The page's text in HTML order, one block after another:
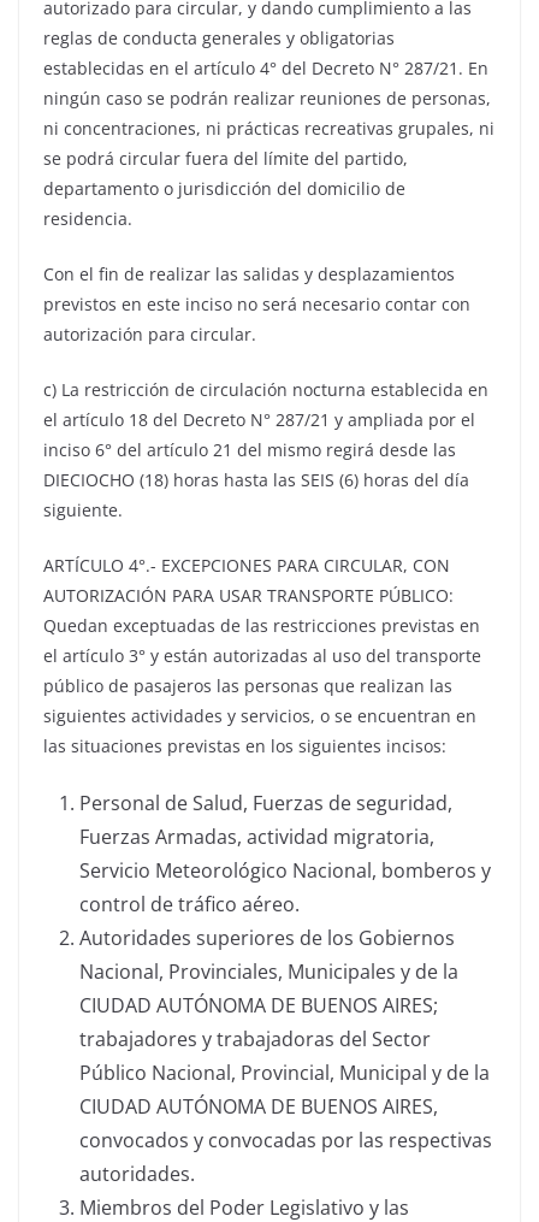
autorizado para circular, y dando cumplimiento a las
reglas de conducta generales y obligatorias
establecidas en el artículo 4° del Decreto N° 287/21. En
ningún caso se podrán realizar reuniones de personas,
ni concentraciones, ni prácticas recreativas grupales, ni
se podrá circular fuera del límite del partido,
departamento o jurisdicción del domicilio de
residencia.
Con el fin de realizar las salidas y desplazamientos
previstos en este inciso no será necesario contar con
autorización para circular.
c) La restricción de circulación nocturna establecida en
el artículo 18 del Decreto N° 287/21 y ampliada por el
inciso 6° del artículo 21 del mismo regirá desde las
DIECIOCHO (18) horas hasta las SEIS (6) horas del día
siguiente.
ARTÍCULO 4°.- EXCEPCIONES PARA CIRCULAR, CON
AUTORIZACIÓN PARA USAR TRANSPORTE PÚBLICO:
Quedan exceptuadas de las restricciones previstas en
el artículo 3° y están autorizadas al uso del transporte
público de pasajeros las personas que realizan las
siguientes actividades y servicios, o se encuentran en
las situaciones previstas en los siguientes incisos:
Personal de Salud, Fuerzas de seguridad,
Fuerzas Armadas, actividad migratoria,
Servicio Meteorológico Nacional, bomberos y
control de tráfico aéreo.
Autoridades superiores de los Gobiernos
Nacional, Provinciales, Municipales y de la
CIUDAD AUTÓNOMA DE BUENOS AIRES;
trabajadores y trabajadoras del Sector
Público Nacional, Provincial, Municipal y de la
CIUDAD AUTÓNOMA DE BUENOS AIRES,
convocados y convocadas por las respectivas
autoridades.
Miembros del Poder Legislativo y las